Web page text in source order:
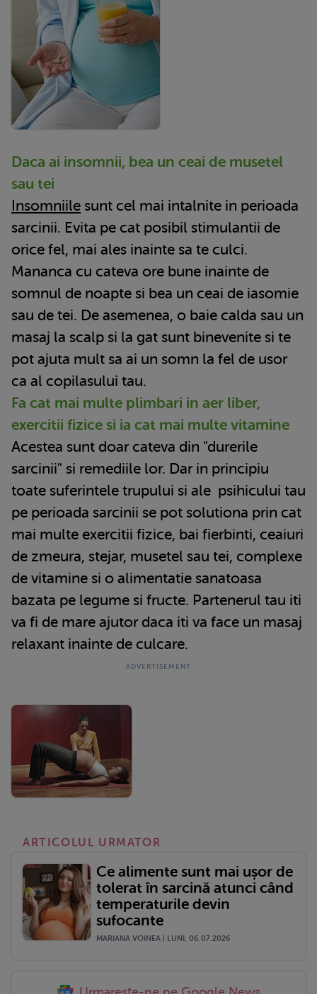
Daca ai insomnii, bea un ceai de musetel
sau tei
Insomniile sunt cel mai intalnite in perioada
sarcinii. Evita pe cat posibil stimulantii de
orice fel, mai ales inainte sa te culci.
Mananca cu cateva ore bune inainte de
somnul de noapte si bea un ceai de iasomie
sau de tei. De asemenea, o baie calda sau un
masaj la scalp si la gat sunt binevenite si te
pot ajuta mult sa ai un somn la fel de usor
ca al copilasului tau.
Fa cat mai multe plimbari in aer liber,
exercitii fizice si ia cat mai multe vitamine
Acestea sunt doar cateva din "durerile
sarcinii" si remediile lor. Dar in principiu
toate suferintele trupului si ale psihicului tau
pe perioada sarcinii se pot solutiona prin cat
mai multe exercitii fizice, bai fierbinti, ceaiuri
de zmeura, stejar, musetel sau tei, complexe
de vitamine si o alimentatie sanatoasa
bazata pe legume si fructe. Partenerul tau iti
va fi de mare ajutor daca iti va face un masaj
relaxant inainte de culcare.
ARTICOLUL URMATOR
Ce alimente sunt mai ușor de
tolerat în sarcină atunci când
temperaturile devin
sufocante
MARIANA VOINEA | LUNI, 06.07.2026